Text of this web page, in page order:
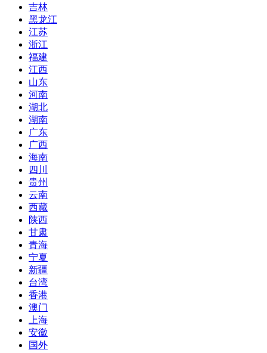
吉林
黑龙江
江苏
浙江
福建
江西
山东
河南
湖北
湖南
广东
广西
海南
四川
贵州
云南
西藏
陕西
甘肃
青海
宁夏
新疆
台湾
香港
澳门
上海
安徽
国外